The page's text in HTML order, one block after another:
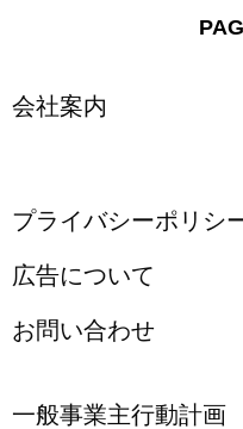
会社案内
プライバシーポリシ
広告について
お問い合わせ
一般事業主行動計画